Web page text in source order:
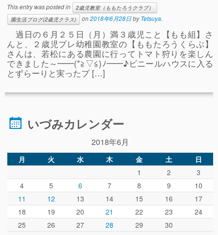
This entry was posted in
2歳児教室（ももたろうクラブ）
園生活ブログ(2歳児クラス)
on2018年6月28日byTetsuya.
過日の６月２５日（月）満３歳児こと【もも組】さ
んと、２歳児プレ幼稚園教室の【ももたろうくらぶ】
さんは、若松にある農園に行ってトマト狩りを楽しん
できました～━━(*≧▽≦)ﾉ━━♪ビニールハウスに入る
とずらーりと実ったプ […]
いづみカレンダー
2018年6月
月 火 水 木 金 土 日
1 2
3
4
5 6 7 8 9
10
11
12 13 14 15 16
17
18
19 20 21 22 23
24
25
26 27 28 29 30